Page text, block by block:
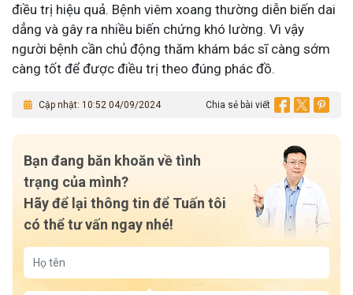
điều trị hiệu quả. Bệnh viêm xoang thường diễn biến dai
dẳng và gây ra nhiều biến chứng khó lường. Vì vậy
người bệnh cần chủ động thăm khám bác sĩ càng sớm
càng tốt để được điều trị theo đúng phác đồ.
Cập nhật: 10:52 04/09/2024 Chia sẻ bài viết
Bạn đang băn khoăn về tình
trạng của mình?
Hãy để lại thông tin để Tuấn tôi
có thể tư vấn ngay nhé!